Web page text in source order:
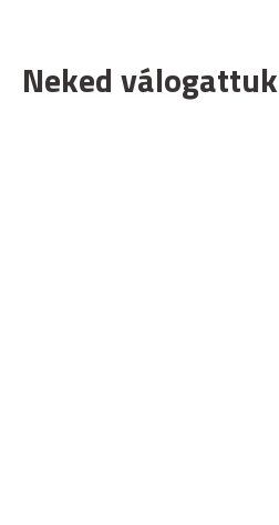
Neked válogattuk